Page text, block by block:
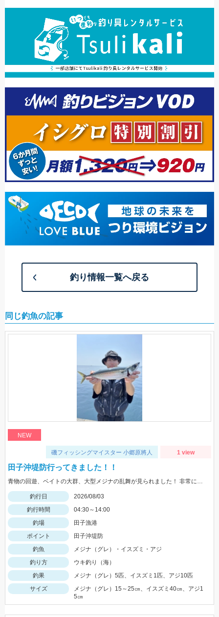
釣り情報一覧へ戻る
同じ釣魚の記事
NEW
磯フィッシングマイスター 小郷原將人 1 view
田子沖堤防行ってきました！！
青物の回遊、ベイトの大群、大型メジナの乱舞が見られました！ 非常に魚影が濃くいろいろな種類の魚を狙えるので面白いです！！
釣行日
2026/08/03
釣行時間
04:30～14:00
釣場
田子漁港
ポイント
田子沖堤防
釣魚
メジナ（グレ）・イスズミ・アジ
釣り方
ウキ釣り（海）
釣果
メジナ（グレ）5匹、イスズミ1匹、アジ10匹
サイズ
メジナ（グレ）15～25㎝、イスズミ40㎝、アジ1
5㎝